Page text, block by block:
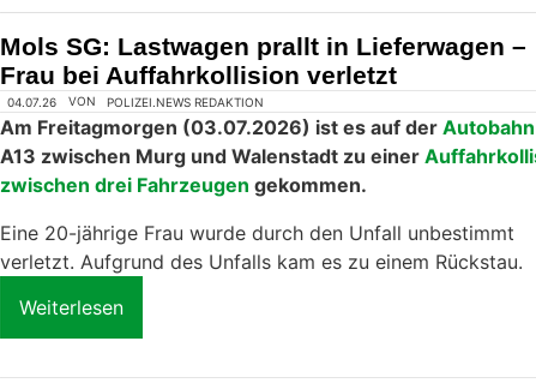
Mols SG: Lastwagen prallt in Lieferwagen –
Frau bei Auffahrkollision verletzt